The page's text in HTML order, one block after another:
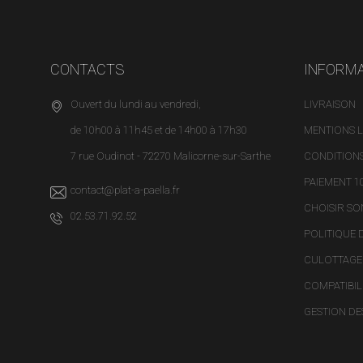
CONTACTS
Ouvert du lundi au vendredi,
de 10h00 à 11h45 et de 14h00 à 17h30
7 rue Oudinot - 72270 Malicorne-sur-Sarthe
contact@plat-a-paella.fr
02.53.71.92.52
LIVRAISON
MENTIONS
PAIEMENT
CHOISIR
POLITIQUE
GESTION